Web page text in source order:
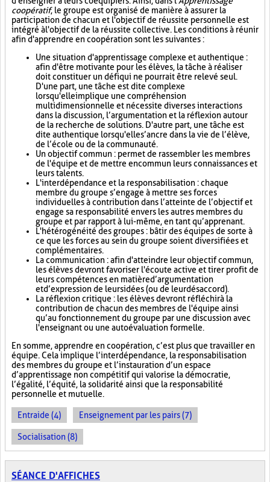
coopératif, le groupe est organisé de manière à assurer la
participation de chacun et l'objectif de réussite personnelle est
intégré à l'objectif de la réussite collective. Les conditions à réunir
afin d'apprendre en coopération sont les suivantes :
Une situation d'apprentissage complexe et authentique :
afin d'être motivante pour les élèves, la tâche à réaliser
doit constituer un défi qui ne pourrait être relevé seul.
D'une part, une tâche est dite complexe
lorsqu'elle implique une compréhension
multidimensionnelle et nécessite diverses interactions
dans la discussion, l’argumentation et la réflexion autour
de la recherche de solutions. D'autre part, une tâche est
dite authentique lorsqu'elle s’ancre dans la vie de l’élève,
de l’école ou de la communauté.
Un objectif commun : permet de rassembler les membres
de l'équipe et de mettre en commun leurs connaissances et
leurs talents.
L'interdépendance et la responsabilisation : chaque
membre du groupe s’engage à mettre ses forces
individuelles à contribution dans l’atteinte de l’objectif et
engage sa responsabilité envers les autres membres du
groupe et par rapport à lui-même, en tant qu’apprenant.
L'hétérogénéité des groupes : bâtir des équipes de sorte à
ce que les forces au sein du groupe soient diversifiées et
complémentaires.
La communication : afin d'atteindre leur objectif commun,
les élèves devront favoriser l'écoute active et tirer profit de
leurs compétences en matière d’argumentation
et d’expression de leurs idées (ou de leur désaccord).
La réflexion critique : les élèves devront réfléchir à la
contribution de chacun des membres de l'équipe ainsi
qu’au fonctionnement du groupe par une discussion avec
l'enseignant ou une autoévaluation formelle.
En somme, apprendre en coopération, c’est plus que travailler en
équipe. Cela implique l’interdépendance, la responsabilisation
des membres du groupe et l’instauration d’un espace
d’apprentissage non compétitif qui valorise la démocratie,
l’égalité, l’équité, la solidarité ainsi que la responsabilité
personnelle et mutuelle.
Entraide (4) Enseignement par les pairs (7)
Socialisation (8)
SÉANCE D'AFFICHES